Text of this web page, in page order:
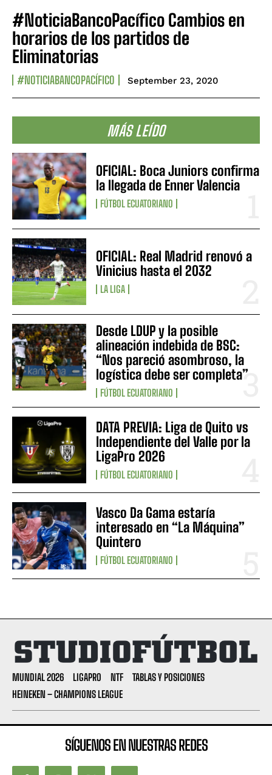
#NoticiaBancoPacífico Cambios en
horarios de los partidos de
Eliminatorias
#NOTICIABANCOPACÍFICO September 23, 2020
MÁS LEÍDO
OFICIAL: Boca Juniors confirma
la llegada de Enner Valencia
FÚTBOL ECUATORIANO
OFICIAL: Real Madrid renovó a
Vinicius hasta el 2032
LA LIGA
Desde LDUP y la posible
alineación indebida de BSC:
“Nos pareció asombroso, la
logística debe ser completa”
FÚTBOL ECUATORIANO
DATA PREVIA: Liga de Quito vs
Independiente del Valle por la
LigaPro 2026
FÚTBOL ECUATORIANO
Vasco Da Gama estaría
interesado en “La Máquina”
Quintero
FÚTBOL ECUATORIANO
MUNDIAL 2026 LIGAPRO NTF
TABLAS Y POSICIONES
HEINEKEN – CHAMPIONS LEAGUE
SÍGUENOS EN NUESTRAS REDES